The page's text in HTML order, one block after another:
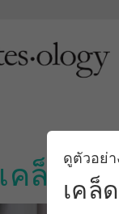
เคล็ดลับ
ดูตัวอย่า
เคล็